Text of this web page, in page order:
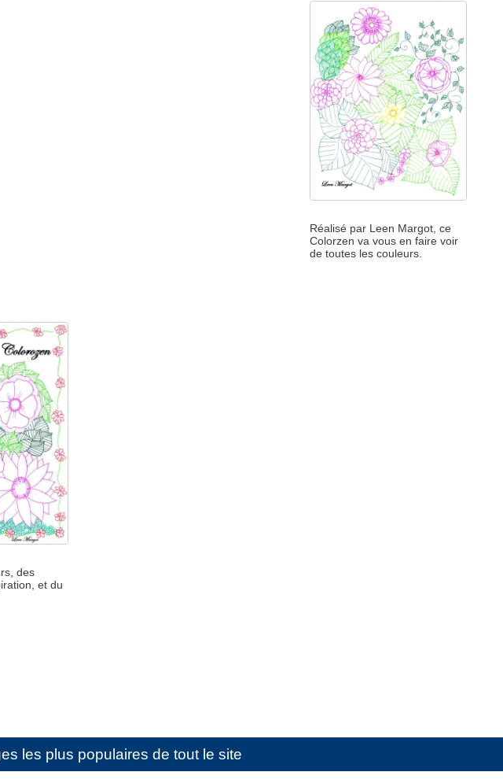
Réalisé par Leen Margot, ce
Colorzen va vous en faire voir
de toutes les couleurs.
des
et du
les plus populaires de tout le site